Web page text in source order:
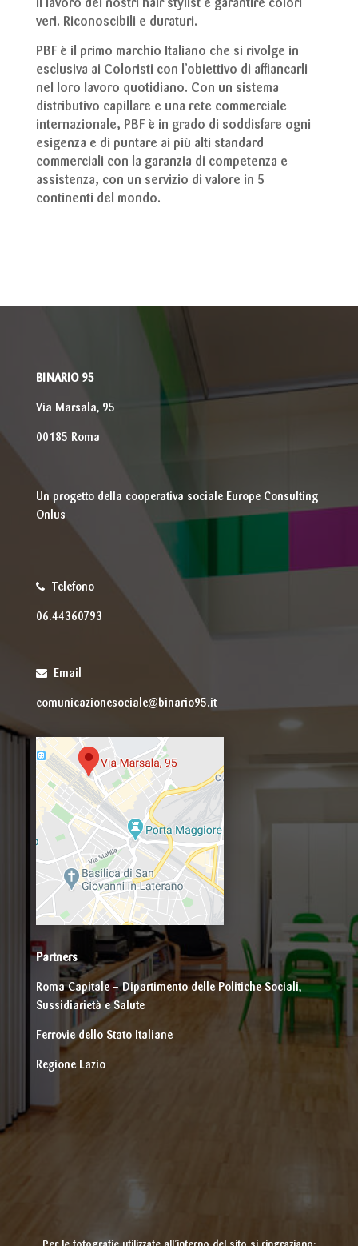
il lavoro dei nostri hair stylist e garantire colori
veri. Riconoscibili e duraturi.
PBF è il primo marchio Italiano che si rivolge in
esclusiva ai Coloristi con l’obiettivo di affiancarli
nel loro lavoro quotidiano. Con un sistema
distributivo capillare e una rete commerciale
internazionale, PBF è in grado di soddisfare ogni
esigenza e di puntare ai più alti standard
commerciali con la garanzia di competenza e
assistenza, con un servizio di valore in 5
continenti del mondo.
BINARIO 95
Via Marsala, 95
00185 Roma
Un progetto della cooperativa sociale Europe Consulting
Onlus
Telefono
06.44360793
Email
comunicazionesociale@binario95.it
Partners
Roma Capitale – Dipartimento delle Politiche Sociali,
Sussidiarietà e Salute
Ferrovie dello Stato Italiane
Regione Lazio